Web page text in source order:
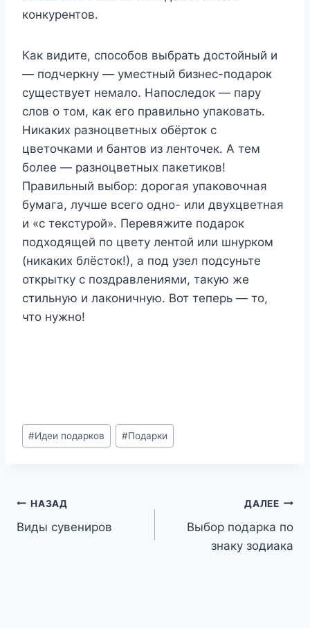
конкурентов.
Как видите, способов выбрать достойный и
— подчеркну — уместный бизнес-подарок
существует немало. Напоследок — пару
слов о том, как его правильно упаковать.
Никаких разноцветных обёрток с
цветочками и бантов из ленточек. А тем
более — разноцветных пакетиков!
Правильный выбор: дорогая упаковочная
бумага, лучше всего одно- или двухцветная
и «с текстурой». Перевяжите подарок
подходящей по цвету лентой или шнурком
(никаких блёсток!), а под узел подсуньте
открытку с поздравлениями, такую же
стильную и лаконичную. Вот теперь — то,
что нужно!
Метки
записи:
#Идеи подарков #Подарки
Навигация
по
НАЗАД
Виды сувениров
ДАЛЕЕ
Выбор подарка по
знаку зодиака